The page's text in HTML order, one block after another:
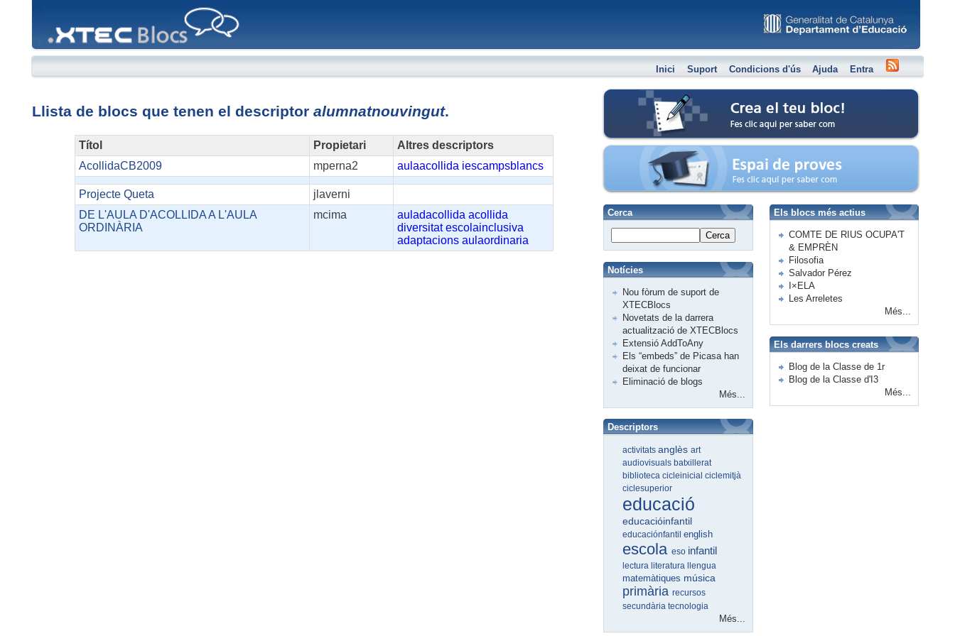
Inici Suport Condicions d'ús Ajuda Entra
Llista de blocs que tenen el descriptor alumnatnouvingut.
Títol Propietari
Altres descriptors
AcollidaCB2009
mperna2 aulaacollida iescampsblancs
Projecte Queta
jlaverni
DE L'AULA D'ACOLLIDA A L'AULA
ORDINÀRIA
mcima auladacollida acollida
diversitat escolainclusiva
adaptacions aulaordinaria
Crea el teu bloc
Espai de proves
Cerca
Cerca
Notícies
Nou fòrum de suport de
XTECBlocs
Novetats de la darrera
actualització de XTECBlocs
Extensió AddToAny
Els “embeds” de Picasa han
deixat de funcionar
Eliminació de blogs
Més...
Descriptors
activitatsanglèsart
audiovisualsbatxillerat
bibliotecacicleinicialciclemitjà
ciclesuperior
educació
educacióinfantil
educaciónfantilenglish
escolaeso infantil
lecturaliteraturallengua
matemàtiques música
primàriarecursos
secundàriatecnologia
Més...
Els blocs més actius
COMTE DE RIUS OCUPA'T
& EMPRÈN
Filosofia
Salvador Pérez
I×ELA
Les Arreletes
Més...
Els darrers blocs creats
Blog de la Classe de 1r
Blog de la Classe d'I3
Més...